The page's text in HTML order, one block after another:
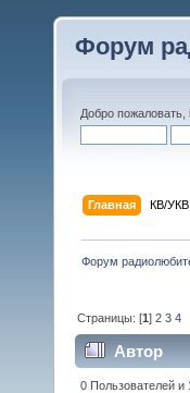
Форум
Добро пожаловать,
Главная КВ/УКВ
Форум
Страницы: [1]2 3 4
Автор
0 Пользователей и